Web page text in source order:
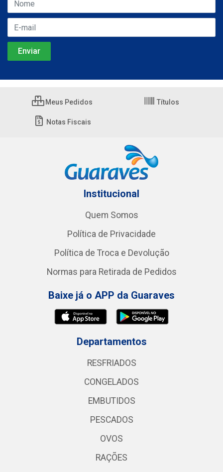
Meus Pedidos Títulos
Notas Fiscais
Institucional
Quem Somos
Política de Privacidade
Política de Troca e Devolução
Normas para Retirada de Pedidos
Baixe já o APP da Guaraves
Departamentos
RESFRIADOS
CONGELADOS
EMBUTIDOS
PESCADOS
OVOS
RAÇÕES